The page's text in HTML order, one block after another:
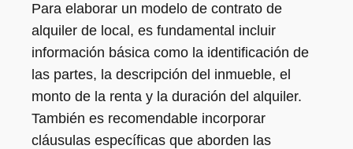
Para elaborar un modelo de contrato de
alquiler de local, es fundamental incluir
información básica como la identificación de
las partes, la descripción del inmueble, el
monto de la renta y la duración del alquiler.
También es recomendable incorporar
cláusulas específicas que aborden las